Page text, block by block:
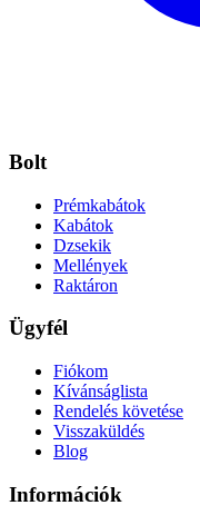
Bolt
Prémkabátok
Kabátok
Dzsekik
Mellények
Raktáron
Ügyfél
Fiókom
Kívánságlista
Rendelés követése
Visszaküldés
Blog
Információk